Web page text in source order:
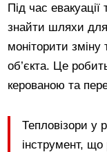
Під час
знайти шляхи для
моніторити
об’єкта. Це
керованою та
Тепловізори у
інструмент,